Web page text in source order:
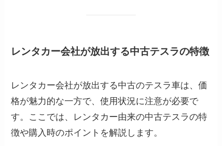
レンタカー会社が放出する中古テスラの特徴
レンタカー会社が放出する中古のテスラ車は、価
格が魅力的な一方で、使用状況に注意が必要で
す。ここでは、レンタカー由来の中古テスラの特
徴や購入時のポイントを解説します。